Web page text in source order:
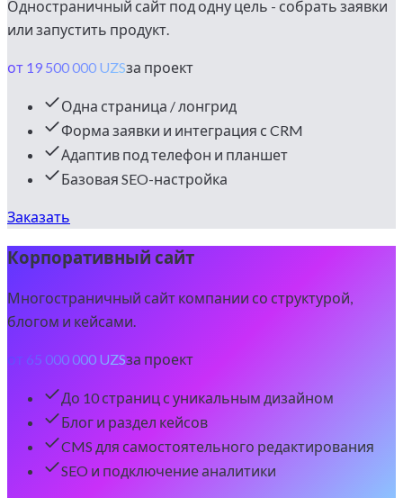
Одностраничный сайт под одну цель - собрать заявки
или запустить продукт.
от 19 500 000 UZSза проект
Одна страница / лонгрид
Форма заявки и интеграция с CRM
Адаптив под телефон и планшет
Базовая SEO-настройка
Заказать
Корпоративный сайт
Многостраничный сайт компании со структурой,
блогом и кейсами.
от 65 000 000 UZSза проект
До 10 страниц с уникальным дизайном
Блог и раздел кейсов
CMS для самостоятельного редактирования
SEO и подключение аналитики